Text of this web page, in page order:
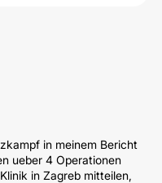
in meinem Bericht
ueber 4 Operationen
in Zagreb mitteilen,